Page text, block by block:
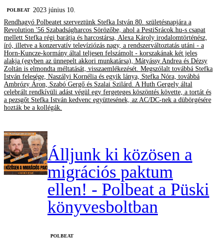
‎POLBEAT
2023 június 10.
Rendhagyó Polbeatet szerveztünk Stefka István 80. születésnapjára a
Revolution '56 Szabadságharcos Sörözőbe, ahol a PestiSrácok.hu-s csapat
mellett Stefka régi barátja és harcostársa, Alexa Károly irodalomtörténész,
író, illetve a konzervatív televíziózás nagy, a rendszerváltoztatás utáni - a
Horn-Kuncze-kormány által teljesen felszámolt - korszakának két jeles
alakja (egyben az ünnepelt akkori munkatársa), Mátyássy Andrea és Dézsy
Zoltán is elmondta méltatását, visszaemlékezését. Megszólalt továbbá Stefka
István felesége, Naszályi Kornélia és egyik lánya, Stefka Nóra, továbbá
Ambrózy Áron, Szabó Gergő és Szalai Szilárd. A Huth Gergely által
celebrált rendkívüli adást végül egy fergeteges köszöntés követte, a tortát és
a pezsgőt Stefka István kedvenc együttesének, az AC/DC-nek a dübörgésére
hozták be a kollégák.
Álljunk ki közösen a
migrációs paktum
ellen! - Polbeat a Püski
könyvesboltban
‎POLBEAT